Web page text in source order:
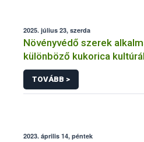
2025. július 23, szerda
Növényvédő szerek
különböző kukorica
TOVÁBB >
2023. április 14, péntek